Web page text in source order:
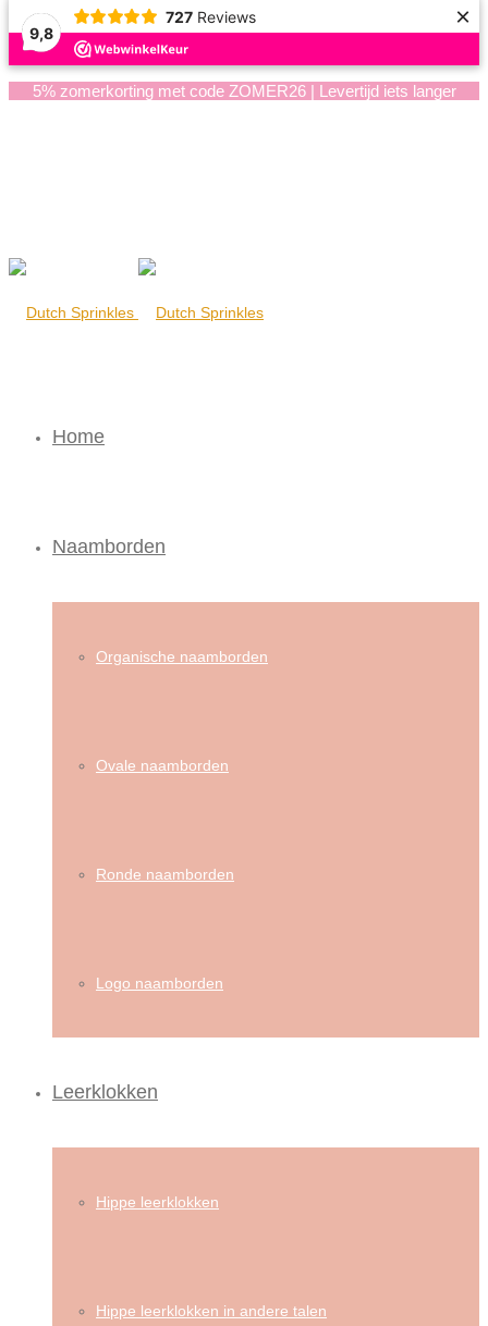
9,8
727 Reviews ×
5% zomerkorting met code ZOMER26 | Levertijd iets langer
Home
Naamborden
Organische naamborden
Ovale naamborden
Ronde naamborden
Logo naamborden
Leerklokken
Hippe leerklokken
Hippe leerklokken in andere talen